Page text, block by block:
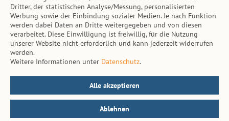
Hinweise
AGB
Impressum
Datenschutz
Kontakt
© vs. vergleichen-und-sparen.de 2026
Dritter, der statistischen Analyse/Messung, personalisierten
Werbung sowie der Einbindung sozialer Medien. Je nach Funktion
werden dabei Daten an Dritte weitergegeben und von diesen
verarbeitet. Diese Einwilligung ist freiwillig, für die Nutzung
unserer Website nicht erforderlich und kann jederzeit widerrufen
werden.
Weitere Informationen unter Datenschutz.
Alle akzeptieren
Ablehnen